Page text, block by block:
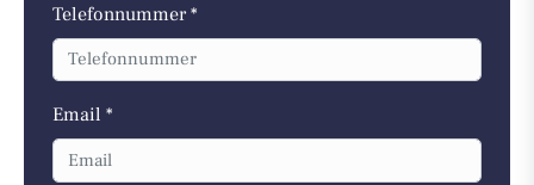
Telefonnummer *
Email *